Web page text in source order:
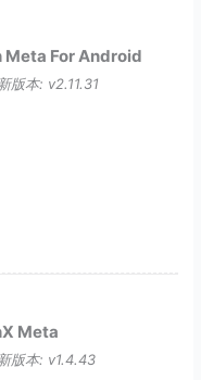
Meta For Android
版本: v2.11.31
Meta
版本: v1.4.43